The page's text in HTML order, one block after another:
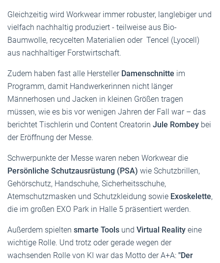
Gleichzeitig wird Workwear immer robuster, langlebiger und
vielfach nachhaltig produziert - teilweise aus Bio-
Baumwolle, recycelten Materialien oder Tencel (Lyocell)
aus nachhaltiger Forstwirtschaft.
Zudem haben fast alle Hersteller Damenschnitte im
Programm, damit Handwerkerinnen nicht länger
Männerhosen und Jacken in kleinen Größen tragen
müssen, wie es bis vor wenigen Jahren der Fall war – das
berichtet Tischlerin und Content Creatorin Jule Rombey bei
der Eröffnung der Messe.
Schwerpunkte der Messe waren neben Workwear die
Persönliche Schutzausrüstung (PSA) wie Schutzbrillen,
Gehörschutz, Handschuhe, Sicherheitsschuhe,
Atemschutzmasken und Schutzkleidung sowie Exoskelette,
die im großen EXO Park in Halle 5 präsentiert werden.
Außerdem spielten smarte Tools und Virtual Reality eine
wichtige Rolle. Und trotz oder gerade wegen der
wachsenden Rolle von KI war das Motto der A+A: "Der